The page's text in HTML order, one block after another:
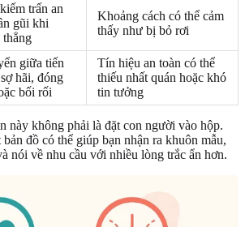
trấn an
gũi khi
thẳng
Khoảng cách có thể cảm
thấy như bị bỏ rơi
giữa tiến
hãi, đóng
bối rối
Tín hiệu an toàn có thể
thiếu nhất quán hoặc khó
tin tưởng
này không phải là đặt con người vào hộp.
đồ có thể giúp bạn nhận ra khuôn mẫu,
nói về nhu cầu với nhiều lòng trắc ẩn hơn.